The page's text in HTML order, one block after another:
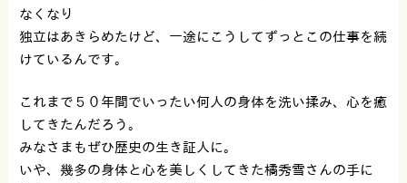
なくなり
独立はあきらめたけど、一途にこうしてずっとこの仕事を続
けているんです。
これまで５０年間でいったい何人の身体を洗い揉み、心を癒
してきたんだろう。
みなさまもぜひ歴史の生き証人に。
いや、幾多の身体と心を美しくしてきた橘秀雪さんの手に